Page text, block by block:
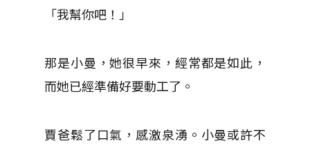
「我幫你吧！」
那是小曼，她很早來，經常都是如此，
而她已經準備好要動工了。
賈爸鬆了口氣，感激泉湧。小曼或許不